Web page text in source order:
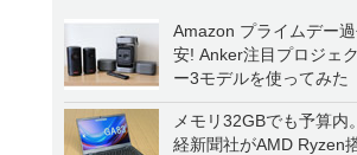
Amazon プライムデー
安! Anker注目プロジェ
ー3モデルを使ってみた
メモリ32GBでも予算内
経新聞社がAMD Ryzen